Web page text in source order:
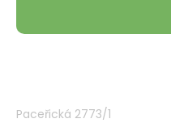
Paceřická 2773/1